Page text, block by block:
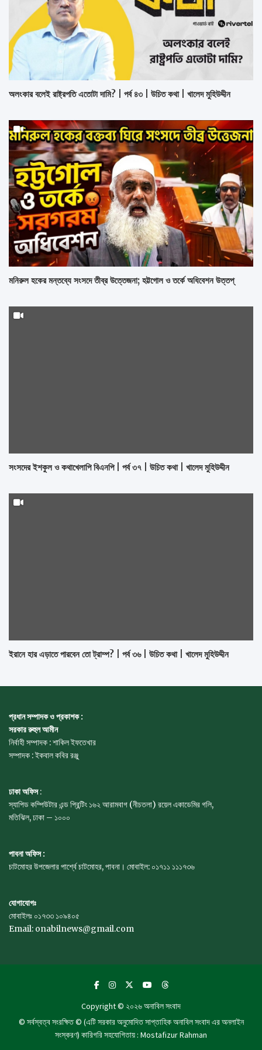
অলংকার বলেই রাষ্ট্রপতি এতোটা দামি? | পর্ব ৪৩ | উচিত কথা | খালেদ মুহিউদ্দীন
মনিরুল হকের মন্তব্যে সংসদে তীব্র উত্তেজনা; হট্টগোল ও তর্কে অধিবেশন উত্তপ্
সংসদের ইশকুল ও কথাখেলাপি বিএনপি | পর্ব ৩৭ | উচিত কথা | খালেদ মুহিউদ্দীন
ইরানে হার এড়াতে পারবেন তো ট্রাম্প? | পর্ব ৩৬ | উচিত কথা | খালেদ মুহিউদ্দীন
প্রধান সম্পাদক ও প্রকাশক :
সরকার রুহুল আমীন
নির্বাহী সম্পাদক : শাকিল ইফতেখার
সম্পাদক : ইকবাল কবির রঞ্জু
ঢাকা অফিস:
স্যাপিড কম্পিউটার এন্ড প্রিন্টিং ১৬২ আরামবাগ (নীচতলা) রয়েল একাডেমির গলি,
মতিঝিল, ঢাকা – ১০০০
পাবনা অফিস :
চাটমোহর উপজেলার পার্শ্বে চাটমোহর, পাবনা। মোবাইল: ০১৭১১ ১১১৭৩৬
যোগাযোগঃ
মোবাইলঃ ০১৭৩৩ ১০৯৪০৫
Email: onabilnews@gmail.com
Copyright © ২০২৬অনাবিল সংবাদ
© সর্বস্বত্ব সংরক্ষিত © (এটি সরকার অনুমোদিত সাপ্তাহিক অনাবিল সংবাদ এর অনলাইন
সংস্করণ) কারিগরি সহযোগিতায় : Mostafizur Rahman